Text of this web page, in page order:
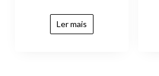
Ler mais